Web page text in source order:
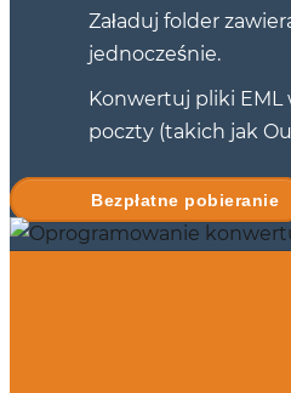
Załaduj folder
jednocześnie.
Konwertuj pliki EML
poczty (takich jak
Bezpłatne pobieranie